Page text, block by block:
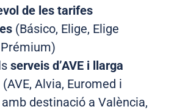
de les tarifes
(Básico, Elige, Elige
serveis d’AVE i llarga
(AVE, Alvia, Euromed i
destinació a València,